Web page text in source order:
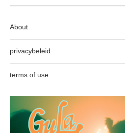
About
privacybeleid
terms of use